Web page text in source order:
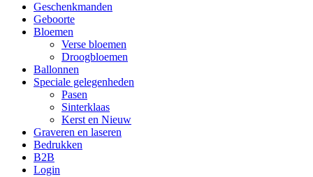
Geschenkmanden
Geboorte
Bloemen
Verse bloemen
Droogbloemen
Ballonnen
Speciale gelegenheden
Pasen
Sinterklaas
Kerst en Nieuw
Graveren en laseren
Bedrukken
B2B
Login